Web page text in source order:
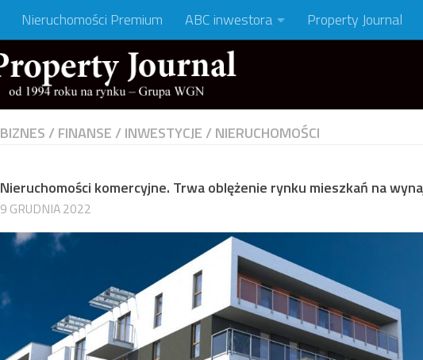
Nieruchomości Premium ABC inwestora Property Journal
BIZNES / FINANSE / INWESTYCJE / NIERUCHOMOŚCI
Nieruchomości komercyjne. Trwa oblężenie rynku mieszkań na
9 GRUDNIA 2022